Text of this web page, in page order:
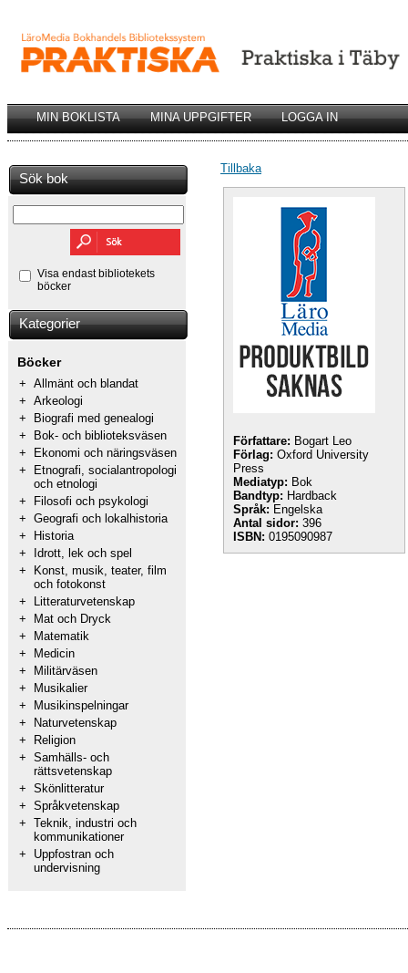
MIN BOKLISTA MINA UPPGIFTER LOGGA IN
Sök bok
Visa endast bibliotekets
böcker
Kategorier
Böcker
+ Allmänt och blandat
+ Arkeologi
+
Biografi med genealogi
+
Bok- och biblioteksväsen
+
Ekonomi och näringsväsen
+
Etnografi, socialantropologi
och etnologi
+
Filosofi och psykologi
+ Geografi och lokalhistoria
+
Historia
+
Idrott, lek och spel
+
Konst, musik, teater, film
och fotokonst
+
Litteraturvetenskap
+
Mat och Dryck
+
Matematik
+
Medicin
+
Militärväsen
+
Musikalier
+
Musikinspelningar
+
Naturvetenskap
+
Religion
+ Samhälls- och
rättsvetenskap
+ Skönlitteratur
+ Språkvetenskap
+ Teknik, industri och
kommunikationer
+
Uppfostran och
undervisning
Tillbaka
Författare: Bogart Leo
Förlag: Oxford University
Press
Mediatyp: Bok
Bandtyp: Hardback
Språk: Engelska
Antal sidor: 396
ISBN: 0195090987